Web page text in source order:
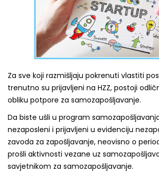
Za sve koji razmišljaju pokrenuti vlastiti
trenutno su prijavljeni na HZZ, postoji
obliku potpore za samozapošljavanje.
Da biste ušli u program
nezaposleni i prijavljeni u evidenciju
zavoda za zapošljavanje, neovisno o
prošli aktivnosti vezane uz
savjetnikom za samozapošljavanje.